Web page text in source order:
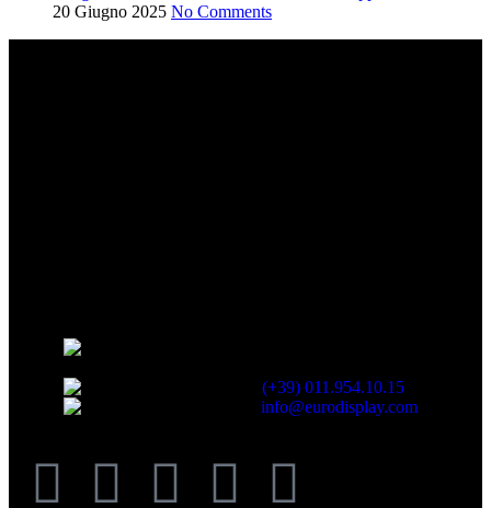
20 Giugno 2025 No Comments
(+39) 011.954.10.15
info@eurodisplay.com